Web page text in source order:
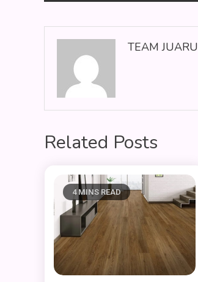
TEAM JUARU
Related Posts
4 MINS READ